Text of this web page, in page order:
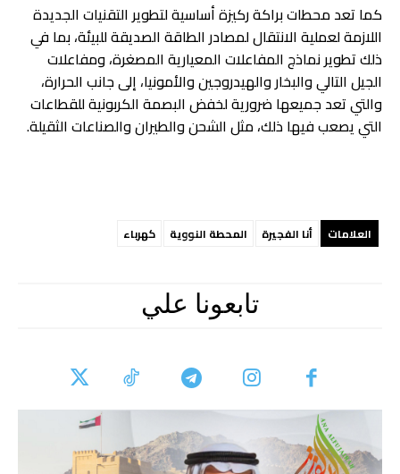
كما تعد محطات براكة ركيزة أساسية لتطوير التقنيات الجديدة
اللازمة لعملية الانتقال لمصادر الطاقة الصديقة للبيئة، بما في
ذلك تطوير نماذج المفاعلات المعيارية المصغرة، ومفاعلات
الجيل التالي والبخار والهيدروجين والأمونيا، إلى جانب الحرارة،
والتي تعد جميعها ضرورية لخفض البصمة الكربونية للقطاعات
التي يصعب فيها ذلك، مثل الشحن والطيران والصناعات الثقيلة.
العلامات أنا الفجيرة المحطة النووية كهرباء
تابعونا علي